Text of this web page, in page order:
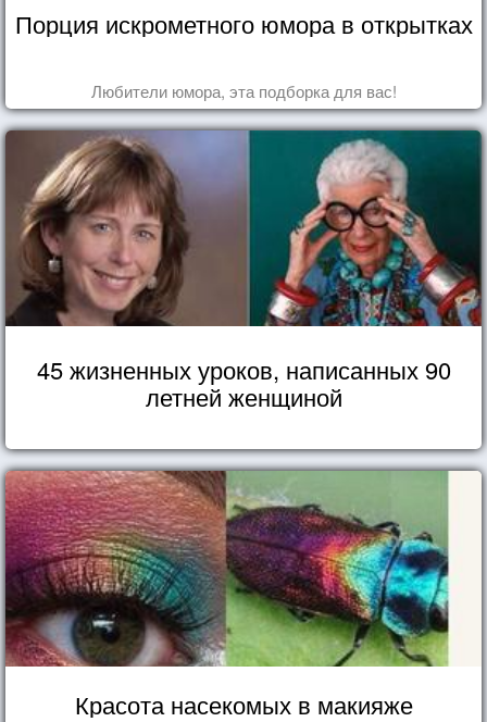
Порция искрометного юмора в открытках
Любители юмора, эта подборка для вас!
45 жизненных уроков, написанных 90
летней женщиной
Красота насекомых в макияже